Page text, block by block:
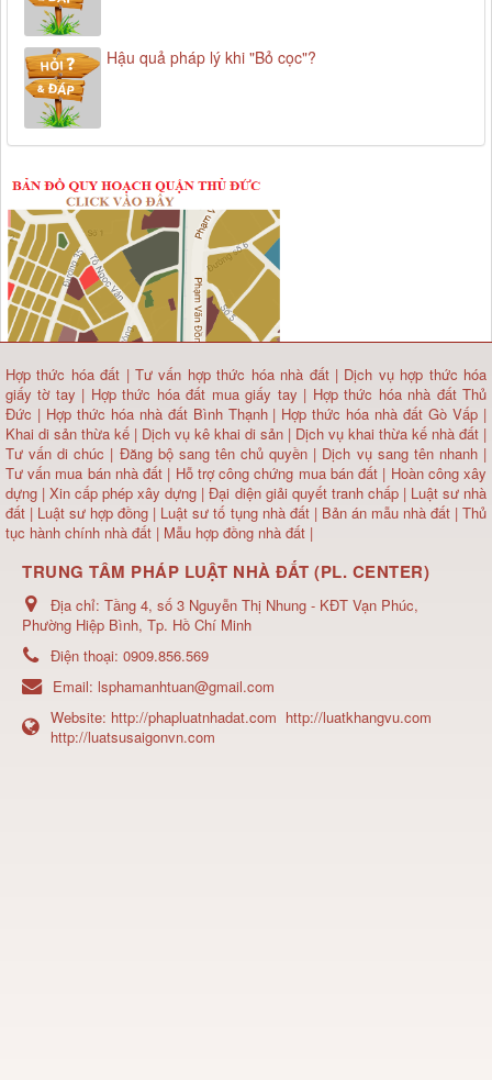
Hậu quả pháp lý khi "Bỏ cọc"?
Hợp thức hóa đất |Tư vấn hợp thức hóa nhà đất| Dịch vụ hợp thức hóa
giấy tờ tay | Hợp thức hóa đất mua giấy tay | Hợp thức hóa nhà đất Thủ
Đức | Hợp thức hóa nhà đất Bình Thạnh | Hợp thức hóa nhà đất Gò Vấp |
Khai di sản thừa kế | Dịch vụ kê khai di sản | Dịch vụ khai thừa kế nhà đất |
Tư vấn di chúc | Đăng bộ sang tên chủ quyền | Dịch vụ sang tên nhanh |
Tư vấn mua bán nhà đất | Hỗ trợ công chứng mua bán đất | Hoàn công xây
dựng | Xin cấp phép xây dựng |Đại diện giải quyết tranh chấp | Luật sư nhà
đất | Luật sư hợp đồng | Luật sư tố tụng nhà đất | Bản án mẫu nhà đất|Thủ
tục hành chính nhà đất | Mẫu hợp đồng nhà đất |
TRUNG TÂM PHÁP LUẬT NHÀ ĐẤT (PL. CENTER)
Địa chỉ: Tầng 4, số 3 Nguyễn Thị Nhung - KĐT Vạn Phúc,
Phường Hiệp Bình, Tp. Hồ Chí Minh
Điện thoại: 0909.856.569
Email: lsphamanhtuan@gmail.com
Website: http://phapluatnhadat.com http://luatkhangvu.com
http://luatsusaigonvn.com